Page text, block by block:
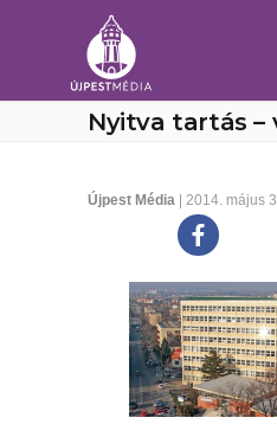
Nyitva tartás –
Újpest Média | 2014. május